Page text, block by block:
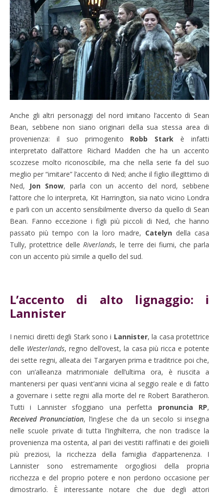
Anche gli altri personaggi del nord imitano l’accento di Sean
Bean, sebbene non siano originari della sua stessa area di
provenienza: il suo primogenito Robb Stark è infatti
interpretato dall’attore Richard Madden che ha un accento
scozzese molto riconoscibile, ma che nella serie fa del suo
meglio per “imitare” l’accento di Ned; anche il figlio illegittimo di
Ned,
Jon Snow, parla con un accento del nord, sebbene
l’attore che lo interpreta, Kit Harrington, sia nato vicino Londra
e parli con un accento sensibilmente diverso da quello di Sean
Bean. Fanno eccezione i figli più piccoli di Ned, che hanno
passato più tempo con la loro madre, Catelyn della casa
Tully, protettrice delleRiverlands, le terre dei fiumi, che parla
con un accento più simile a quello del sud.
L’accento di alto lignaggio: i
Lannister
I nemici diretti degli Stark sono i Lannister, la casa protettrice
delle Westerlands, regno dell’ovest, la casa più ricca e potente
dei sette regni, alleata dei Targaryen prima e traditrice poi che,
con un’alleanza matrimoniale dell’ultima ora, è riuscita a
mantenersi per quasi vent’anni vicina al seggio reale e di fatto
a governare i sette regni alla morte del re Robert Baratheron.
Tutti i Lannister sfoggiano una perfetta pronuncia RP,
Received Pronunciation, l’inglese che da un secolo si insegna
nelle scuole private di tutta l’Inghilterra, che non tradisce la
provenienza ma ostenta, al pari dei vestiti raffinati e dei gioielli
più preziosi, la ricchezza della famiglia d’appartenenza. I
Lannister sono estremamente orgogliosi della propria
ricchezza e del proprio potere e non perdono occasione per
dimostrarlo. È interessante notare che due degli attori